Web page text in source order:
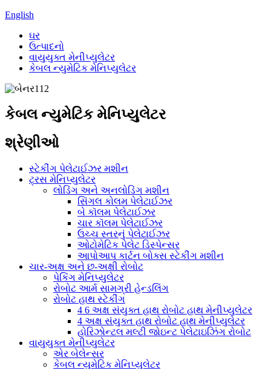
English
ઘર
ઉત્પાદનો
વાયુયુક્ત મેનીપ્યુલેટર
કેબલ ન્યુમેટિક મેનિપ્યુલેટર
કેબલ ન્યુમેટિક મેનિપ્યુલેટર
શ્રેણીઓ
સ્ટેકીંગ પેલેટાઈઝર મશીન
ટ્રસ મેનિપ્યુલેટર
લોડિંગ અને અનલોડિંગ મશીન
સિંગલ કોલમ પેલેટાઈઝર
બે કૉલમ પેલેટાઈઝર
ચાર કૉલમ પેલેટાઈઝર
ઉચ્ચ સ્તરનું પેલેટાઈઝર
ઓટોમેટિક પેલેટ ડિસ્પેન્સર
આપોઆપ કાર્ટન બોક્સ સ્ટેકીંગ મશીન
ચાર-અક્ષ અને છ-અક્ષી રોબોટ
પેકિંગ મેનિપ્યુલેટર
રોબોટ આર્મ સામગ્રી હેન્ડલિંગ
રોબોટ હાથ સ્ટેકીંગ
4 6 અક્ષ સંયુક્ત હાથ રોબોટ હાથ મેનીપ્યુલેટર
4 અક્ષ સંયુક્ત હાથ રોબોટ હાથ મેનીપ્યુલેટર
હોરિઝોન્ટલ મલ્ટી જોઇન્ટ પેલેટાઇઝિંગ રોબોટ
વાયુયુક્ત મેનીપ્યુલેટર
એર બેલેન્સર
કેબલ ન્યુમેટિક મેનિપ્યુલેટર